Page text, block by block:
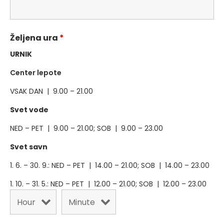
Željena ura *
URNIK
Center lepote
VSAK DAN | 9.00 – 21.00
Svet vode
NED – PET | 9.00 – 21.00; SOB | 9.00 – 23.00
Svet savn
1. 6. – 30. 9.: NED – PET | 14.00 – 21.00; SOB | 14.00 – 23.00
1. 10. – 31. 5.: NED – PET | 12.00 – 21.00; SOB | 12.00 – 23.00